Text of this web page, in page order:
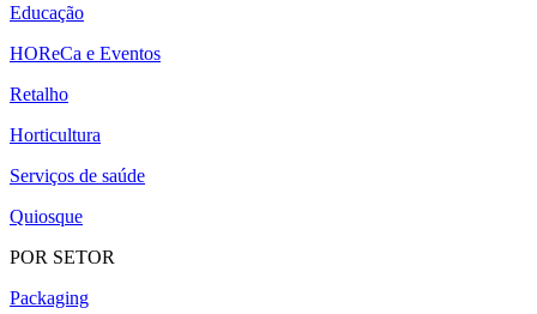
Educação
HOReCa e Eventos
Retalho
Horticultura
Serviços de saúde
Quiosque
POR SETOR
Packaging